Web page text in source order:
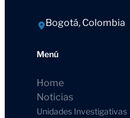
Bogotá, Colombia
Menú
Home
Noticias
Unidades Investigativas